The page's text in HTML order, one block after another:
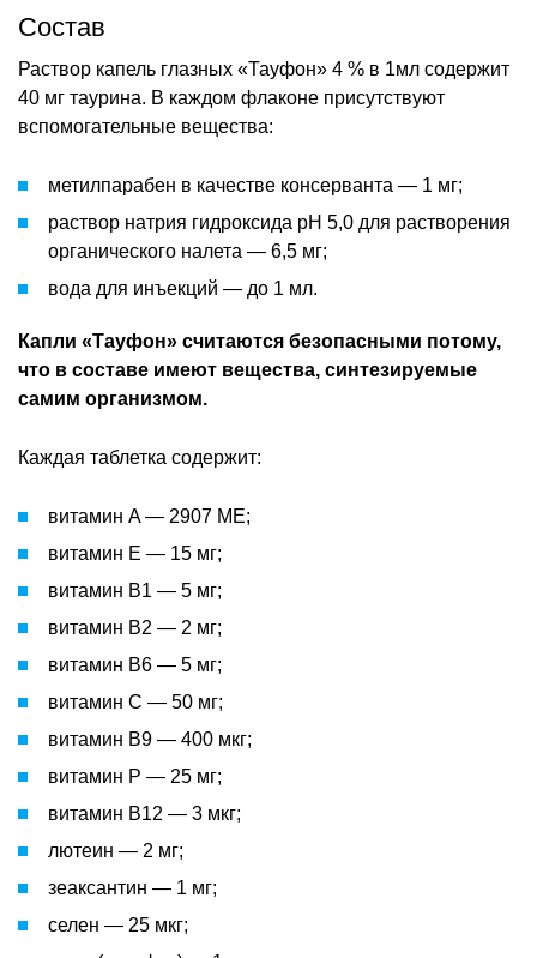
Состав
Раствор капель глазных «Тауфон» 4 % в 1мл содержит
40 мг таурина. В каждом флаконе присутствуют
вспомогательные вещества:
метилпарабен в качестве консерванта — 1 мг;
раствор натрия гидроксида pH 5,0 для растворения
органического налета — 6,5 мг;
вода для инъекций — до 1 мл.
Капли «Тауфон» считаются безопасными потому,
что в составе имеют вещества, синтезируемые
самим организмом.
Каждая таблетка содержит:
витамин A — 2907 МЕ;
витамин E — 15 мг;
витамин B1 — 5 мг;
витамин B2 — 2 мг;
витамин B6 — 5 мг;
витамин C — 50 мг;
витамин B9 — 400 мкг;
витамин P — 25 мг;
витамин B12 — 3 мкг;
лютеин — 2 мг;
зеаксантин — 1 мг;
селен — 25 мкг;